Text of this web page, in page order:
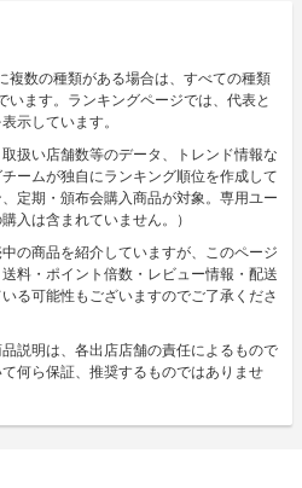
複数の種類がある場合は、すべての種類
います。ランキングページでは、代表と
示しています。
扱い店舗数等のデータ、トレンド情報な
ームが独自にランキング順位を作成して
定期・頒布会購入商品が対象。専用ユー
入は含まれていません。）
の商品を紹介していますが、このページ
料・ポイント倍数・レビュー情報・配送
る可能性もございますのでご了承くださ
説明は、各出店店舗の責任によるもので
何ら保証、推奨するものではありませ